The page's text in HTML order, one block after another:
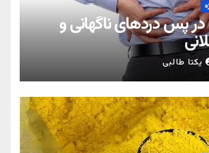
در پس دردهای ناگهانی و
یکتا طالبی